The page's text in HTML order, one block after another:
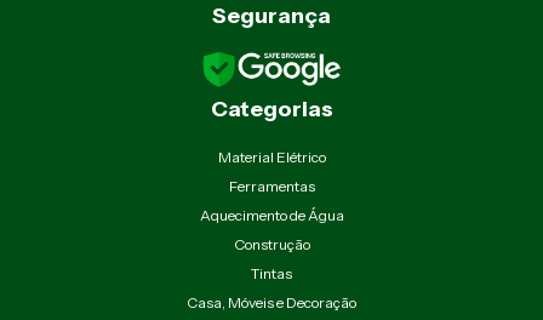
Segurança
Categorias
Material Elétrico
Ferramentas
Aquecimento de Água
Construção
Tintas
Casa, Móveis e Decoração